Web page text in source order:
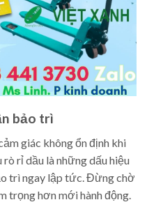
bảo trì
giác không ổn định khi
rò rỉ dầu là những dấu hiệu
trì ngay lập tức. Đừng chờ
trọng hơn mới hành động.